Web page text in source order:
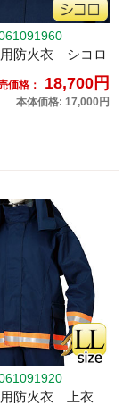
用防火衣 シコロ
価格： 18,700円
本体価格: 17,000円
用防火衣 上衣